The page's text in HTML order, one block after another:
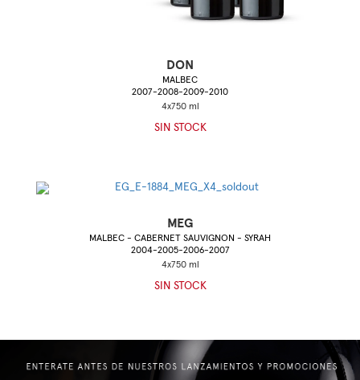
DON
MALBEC
2007-2008-2009-2010
SIN STOCK
MEG
MALBEC - CABERNET SAUVIGNON - SYRAH
2004-2005-2006-2007
SIN STOCK